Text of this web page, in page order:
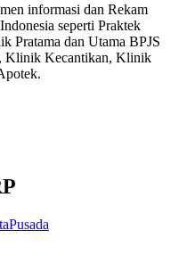
informasi dan Rekam
seperti Praktek
Pratama dan Utama BPJS
Klinik Kecantikan, Klinik
Pusada